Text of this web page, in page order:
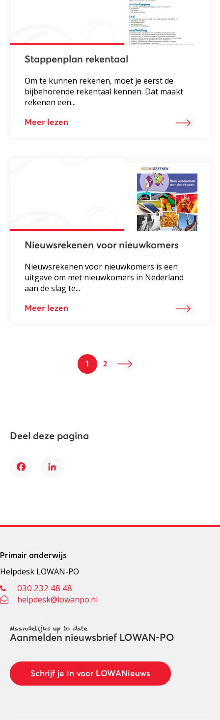
Stappenplan rekentaal
Om te kunnen rekenen, moet je eerst de
bijbehorende rekentaal kennen. Dat maakt
rekenen een...
Meer lezen
Nieuwsrekenen voor nieuwkomers
Nieuwsrekenen voor nieuwkomers is een
uitgave om met nieuwkomers in Nederland
aan de slag te...
Meer lezen
1 2
Deel deze pagina
FacebookLinkedIn
Primair onderwijs
Helpdesk LOWAN-PO
030 232 48 48
helpdesk@lowanpo.nl
Maandelijks up to date
Aanmelden nieuwsbrief LOWAN-PO
Schrijf je in voor LOWANieuws